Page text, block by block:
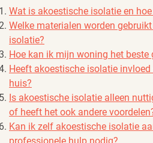
Wat is akoestische isolatie en
Welke materialen worden
isolatie?
Hoe kan ik mijn woning het beste
Heeft akoestische isolatie
huis?
Is akoestische isolatie alleen
of heeft het ook andere
Kan ik zelf akoestische isolatie